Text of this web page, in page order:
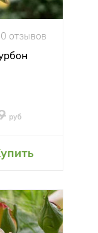
0 отзывов
руб